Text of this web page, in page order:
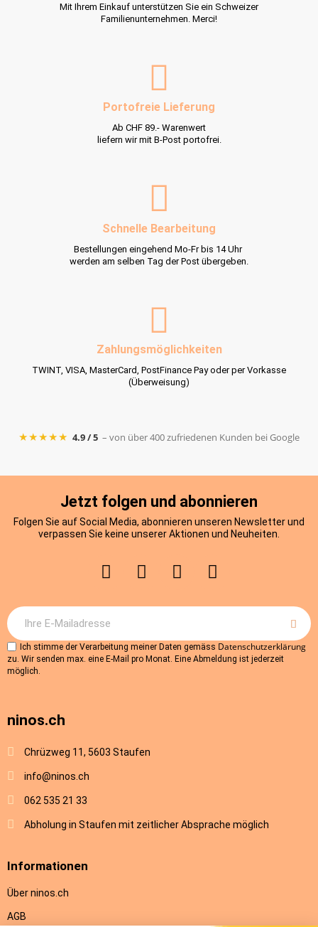
Mit Ihrem Einkauf unterstützen Sie ein Schweizer
Familienunternehmen. Merci!
Portofreie Lieferung
Ab CHF 89.- Warenwert
liefern wir mit B-Post portofrei.
Schnelle Bearbeitung
Bestellungen eingehend Mo-Fr bis 14 Uhr
werden am selben Tag der Post übergeben.
Zahlungsmöglichkeiten
TWINT, VISA, MasterCard, PostFinance Pay oder per Vorkasse
(Überweisung)
★★★★★ 4.9 / 5 – von über 400 zufriedenen Kunden bei Google
Jetzt folgen und abonnieren
Folgen Sie auf Social Media, abonnieren unseren Newsletter und
verpassen Sie keine unserer Aktionen und Neuheiten.
Ich stimme der Verarbeitung meiner Daten gemäss Datenschutzerklärung
zu. Wir senden max. eine E-Mail pro Monat. Eine Abmeldung ist jederzeit
möglich.
ninos.ch
Chrüzweg 11, 5603 Staufen
info@ninos.ch
062 535 21 33
Abholung in Staufen mit zeitlicher Absprache möglich
Informationen
Über ninos.ch
AGB